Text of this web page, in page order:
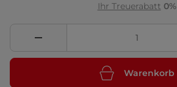
Ihr Treuerabatt 0%
Warenkorb